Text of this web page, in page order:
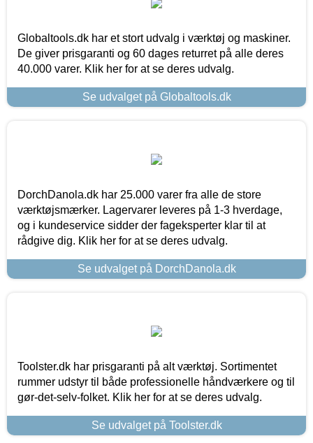
Globaltools.dk har et stort udvalg i værktøj og maskiner.
De giver prisgaranti og 60 dages returret på alle deres
40.000 varer. Klik her for at se deres udvalg.
Se udvalget på Globaltools.dk
DorchDanola.dk har 25.000 varer fra alle de store
værktøjsmærker. Lagervarer leveres på 1-3 hverdage,
og i kundeservice sidder der fageksperter klar til at
rådgive dig. Klik her for at se deres udvalg.
Se udvalget på DorchDanola.dk
Toolster.dk har prisgaranti på alt værktøj. Sortimentet
rummer udstyr til både professionelle håndværkere og til
gør-det-selv-folket. Klik her for at se deres udvalg.
Se udvalget på Toolster.dk